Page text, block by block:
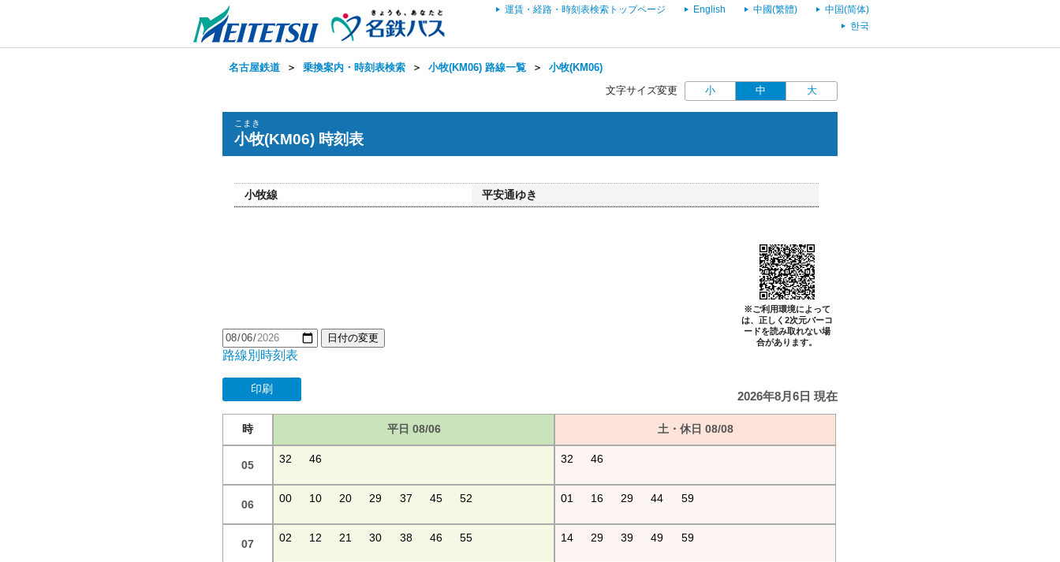
運賃・経路・時刻表検索トップページ English 中國(繁體)
中国(简体)
한국
名古屋鉄道 ＞ 乗換案内・時刻表検索 ＞ 小牧(KM06) 路線一覧 ＞ 小牧(KM06)
文字サイズ変更 小 中 大
こまき
小牧(KM06) 時刻表
小牧線 平安通ゆき
※ご利用環境によって
は、正しく2次元バーコ
ードを読み取れない場
合があります。
日付の変更
路線別時刻表
印刷
2026年8月6日 現在
時 平日 08/06 土・休日 08/08
05 32 46 32 46
06 00 10 20 29 37 45 52 01 16 29 44 59
07 02 12 21 30 38 46 55 14 29 39 49 59